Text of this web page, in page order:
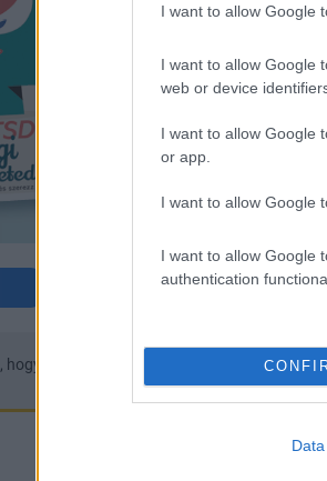
I want to allow Google
I want to allow Google
web or device
I want to allow Google
or app.
I want to allow Google
I want to allow Google
authentication
Küldés Messengeren
, hogy a Google keresőben könnyebben